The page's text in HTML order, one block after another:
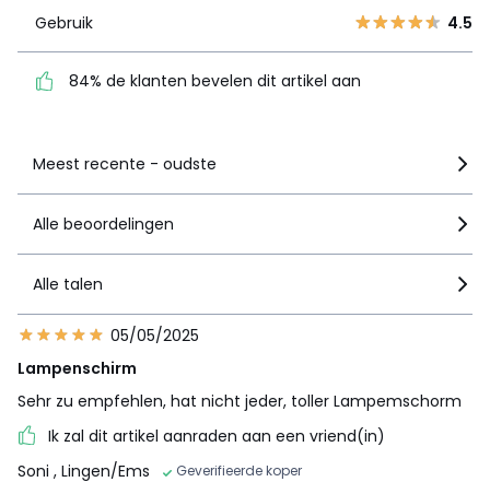
84% de klanten bevelen
dit artikel aan
Gebruik 4.5
84% de klanten bevelen dit artikel aan
Meest recente - oudste
Alle beoordelingen
Alle talen
05/05/2025
Lampenschirm
Sehr zu empfehlen, hat nicht jeder, toller Lampemschorm
Ik zal dit artikel aanraden aan een vriend(in)
Soni , Lingen/Ems Geverifieerde koper